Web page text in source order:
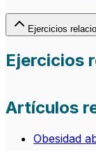
Ejercicios
Ejercicios
Artículos
Obesidad